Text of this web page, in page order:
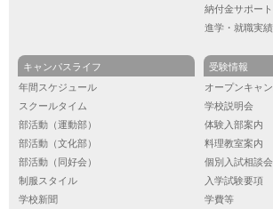
納付金サポート
進学・就職実績
キャンパスライフ
年間スケジュール
スクールタイム
部活動（運動部）
部活動（文化部）
部活動（同好会）
制服スタイル
学校新聞
受験情報
オープンキャ
学校説明会
体験入部案内
料理教室案内
個別入試相談会
入学試験要項
学費等